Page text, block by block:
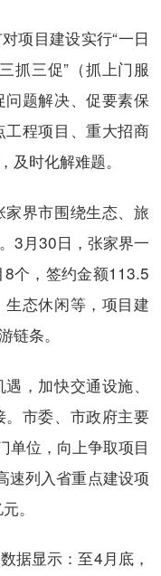
目建设实行“一日
抓三促”（抓上门服
题解决、促要素保
程项目、重大招商
及时化解难题。
界市围绕生态、旅
3月30日，张家界一
个，签约金额113.5
态休闲等，项目建
条。
，加快交通设施、
市委、市政府主要
单位，向上争取项目
速列入省重点建设项
。
显示：至4月底，